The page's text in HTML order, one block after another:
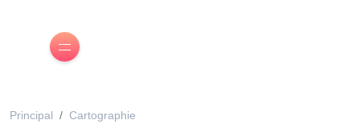
Principal Cartographie